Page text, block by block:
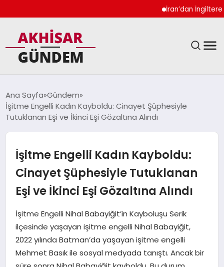
İran’dan İngiltere
DÜNYA
SPOR
TEKNOLOJI
YAŞAM
Ana Sayfa Gündem
İşitme Engelli Kadın Kayboldu: Cinayet Şüphesiyle
Tutuklanan Eşi ve İkinci Eşi Gözaltına Alındı
İşitme Engelli Kadın Kayboldu:
Cinayet Şüphesiyle Tutuklanan
Eşi ve İkinci Eşi Gözaltına Alındı
İşitme Engelli Nihal Babayiğit’in Kayboluşu Serik
ilçesinde yaşayan işitme engelli Nihal Babayiğit,
2022 yılında Batman’da yaşayan işitme engelli
Mehmet Basık ile sosyal medyada tanıştı. Ancak bir